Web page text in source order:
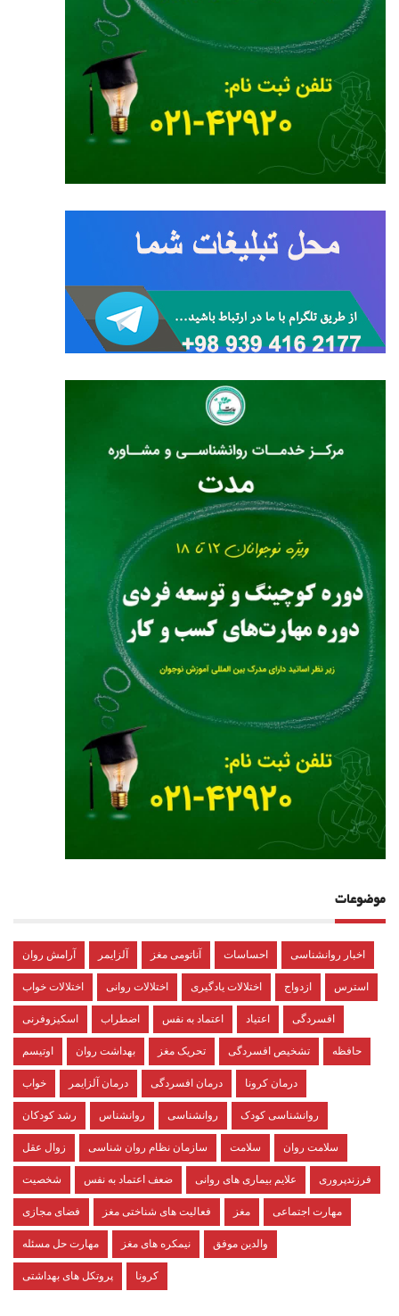
موضوعات
آرامش روان آلزایمر آناتومی مغز احساسات اخبار روانشناسی
اختلالات خواب اختلالات روانی اختلالات یادگیری ازدواج استرس
اسکیزوفرنی اضطراب اعتماد به نفس اعتیاد افسردگی
اوتیسم بهداشت روان تحریک مغز تشخیص افسردگی حافظه
خواب درمان آلزایمر درمان افسردگی درمان کرونا
رشد کودکان روانشناس روانشناسی روانشناسی کودک
زوال عقل سازمان نظام روان شناسی سلامت سلامت روان
شخصیت ضعف اعتماد به نفس علایم بیماری های روانی فرزندپروری
فضای مجازی فعالیت های شناختی مغز مغز مهارت اجتماعی
مهارت حل مسئله نیمکره های مغز والدین موفق
پروتکل های بهداشتی کرونا